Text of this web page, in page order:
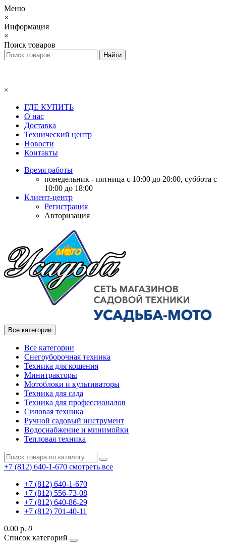
Меню
×
Информация
×
Поиск товаров
×
ГДЕ КУПИТЬ
О нас
Доставка
Технический центр
Новости
Контакты
Время работы
понедельник - пятница с 10:00 до 20:00, суббота с
10:00 до 18:00
Клиент-центр
Регистрация
Авторизация
Все категории
Все категории
Снегоуборочная техника
Техника для кошения
Минитракторы
Мотоблоки и культиваторы
Техника для сада
Техника для профессионалов
Силовая техника
Ручной садовый инструмент
Водоснабжение и минимойки
Тепловая техника
+7 (812) 640-1-670 смотреть все
+7 (812) 640-1-670
+7 (812) 556-73-08
+7 (812) 640-86-29
+7 (812) 701-40-11
0.00 р. 0
Список категорий